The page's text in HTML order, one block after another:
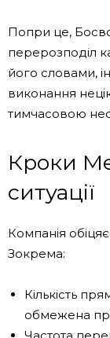
Попри це,
перерозподіл
його словами,
виконання
тимчасовою
Кроки
ситуації
Компанія
Зокрема:
Кількість
обмежена